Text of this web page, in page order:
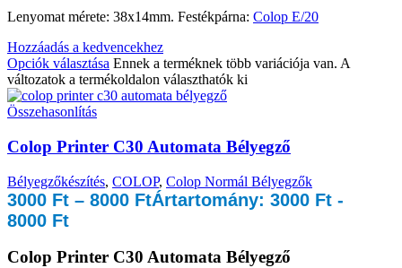
Lenyomat mérete: 38x14mm. Festékpárna: Colop E/20
Hozzáadás a kedvencekhez
Opciók választása Ennek a terméknek több variációja van. A
változatok a termékoldalon választhatók ki
Összehasonlítás
Colop Printer C30 Automata Bélyegző
Bélyegzőkészítés, COLOP, Colop Normál Bélyegzők
3000 Ft – 8000 FtÁrtartomány: 3000 Ft -
8000 Ft
Colop Printer C30 Automata Bélyegző